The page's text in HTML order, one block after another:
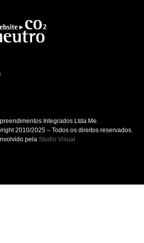
Integrados Ltda Me.
2010/2025 – Todos os direitos reservados.
pela Studio Visual